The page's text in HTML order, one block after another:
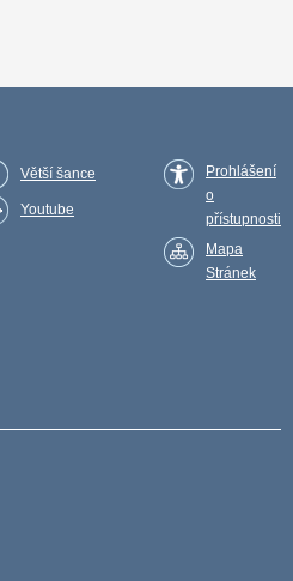
Větší šance
Youtube
Prohlášení
o
přístupnosti
Mapa
Stránek